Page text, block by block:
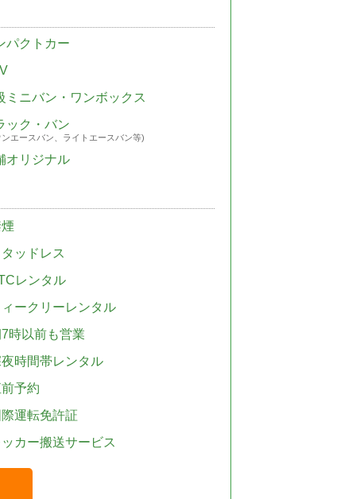
パクトカー
ミニバン・ワンボックス
ック・バン
エースバン、ライトエースバン等)
オリジナル
ッドレス
レンタル
ークリーレンタル
時以前も営業
時間帯レンタル
予約
運転免許証
カー搬送サービス